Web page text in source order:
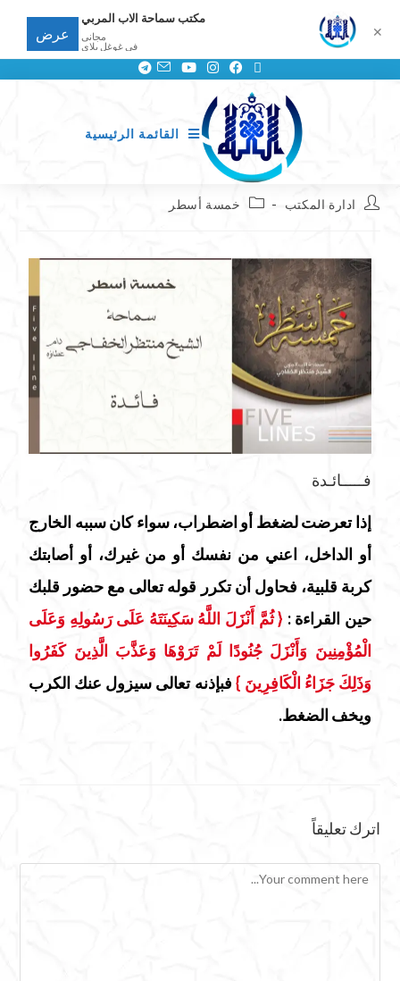
القائمة الرئيسية
ادارة المكتب خمسة أسطر
فـــــائـدة
إذا تعرضت لضغط أو اضطراب، سواء كان سببه الخارج
أو الداخل، اعني من نفسك أو من غيرك، أو أصابتك
كربة قلبية، فحاول أن تكرر قوله تعالى مع حضور قلبك
حين القراءة : { ثُمَّ أَنْزَلَ اللَّهُ سَكِينَتَهُ عَلَى رَسُولِهِ وَعَلَى
الْمُؤْمِنِينَ وَأَنْزَلَ جُنُودًا لَمْ تَرَوْهَا وَعَذَّبَ الَّذِينَ كَفَرُوا
وَذَلِكَ جَزَاءُ الْكَافِرِينَ } فبإذنه تعالى سيزول عنك الكرب
ويخف الضغط.
اترك تعليقاً
✕
مكتب سماحة الاب المربي
مجانى
في غوغل بلاي
عرض